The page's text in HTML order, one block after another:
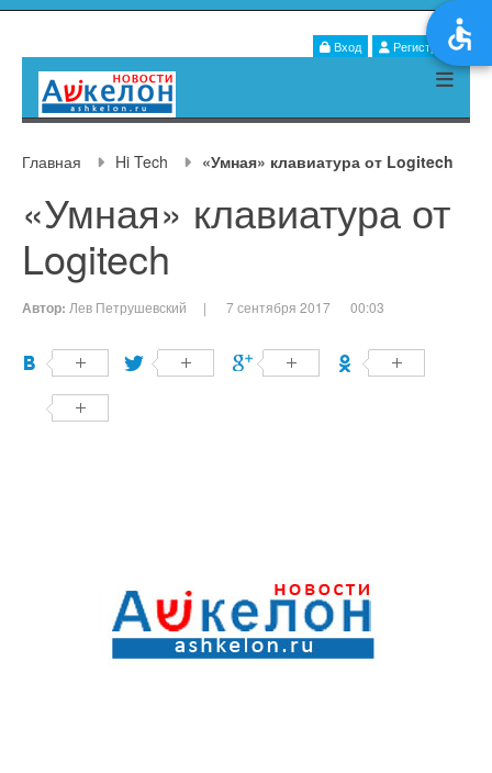
Вход Регистрация
Главная Hi Tech «Умная» клавиатура от Logitech
«Умная» клавиатура от
Logitech
Автор: Лев Петрушевский | 7 сентября 2017 00:03